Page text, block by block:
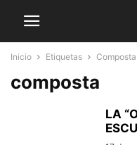
Inicio Etiquetas Composta
composta
LA